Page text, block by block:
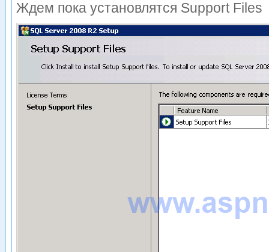
Ждем пока установлятся Support Files